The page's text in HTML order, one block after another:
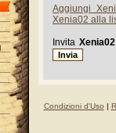
Aggiungi
Xenia02 alla
InvitaXenia02
Condizioni d'Uso |